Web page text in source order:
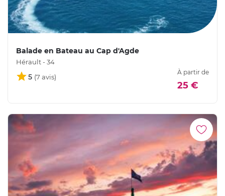
Balade en Bateau au Cap d'Agde
Hérault - 34
5
À partir de
25 €